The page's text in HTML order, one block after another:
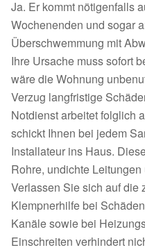
Ja. Er kommt nötigenfalls
Wochenenden und sogar
Überschwemmung mit
Ihre Ursache muss sofort
wäre die Wohnung
Verzug langfristige
Notdienst arbeitet folglich
schickt Ihnen bei jedem
Installateur ins Haus.
Rohre, undichte
Verlassen Sie sich auf die
Klempnerhilfe bei
Kanäle sowie bei
Einschreiten verhindert